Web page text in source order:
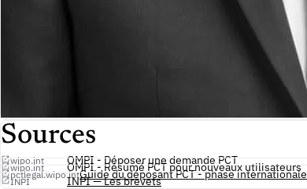
Sources
wipo.int OMPI - Déposer une demande PCT
wipo.int OMPI - Résumé PCT pour nouveaux utilisateurs
pctlegal.wipo.intGuide du déposant PCT - phase internationale
INPI
INPI — Les brevets